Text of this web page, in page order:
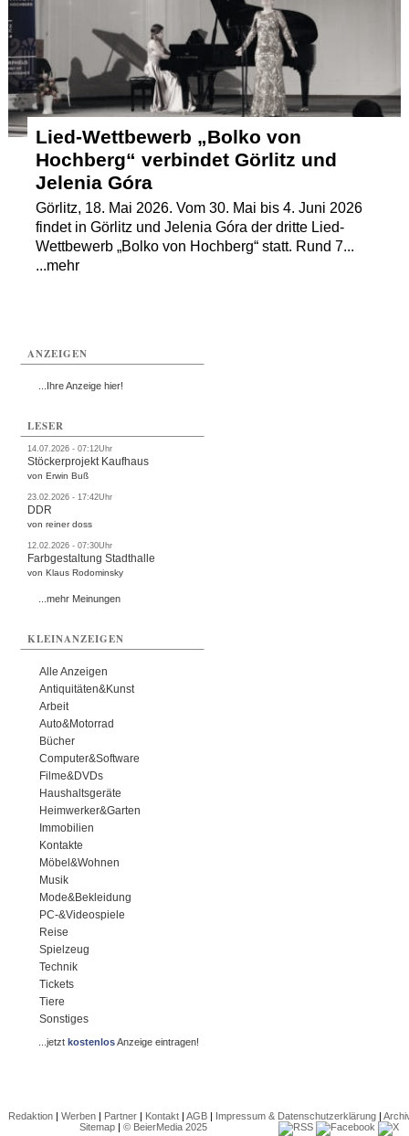
Lied-Wettbewerb „Bolko von
Hochberg“ verbindet Görlitz und
Jelenia Góra
Görlitz, 18. Mai 2026. Vom 30. Mai bis 4. Juni 2026
findet in Görlitz und Jelenia Góra der dritte Lied-
Wettbewerb „Bolko von Hochberg“ statt. Rund 7...
...mehr
ANZEIGEN
...Ihre Anzeige hier!
LESER
14.07.2026 - 07:12Uhr
Stöckerprojekt Kaufhaus
von Erwin Buß
23.02.2026 - 17:42Uhr
DDR
von reiner doss
12.02.2026 - 07:30Uhr
Farbgestaltung Stadthalle
von Klaus Rodominsky
...mehr Meinungen
KLEINANZEIGEN
Alle Anzeigen
Antiquitäten&Kunst
Arbeit
Auto&Motorrad
Bücher
Computer&Software
Filme&DVDs
Haushaltsgeräte
Heimwerker&Garten
Immobilien
Kontakte
Möbel&Wohnen
Musik
Mode&Bekleidung
PC-&Videospiele
Reise
Spielzeug
Technik
Tickets
Tiere
Sonstiges
...jetztkostenlosAnzeige eintragen!
Redaktion| Werben| Partner| Kontakt| AGB| Impressum & Datenschutzerklärung|
Sitemap| © BeierMedia 2025